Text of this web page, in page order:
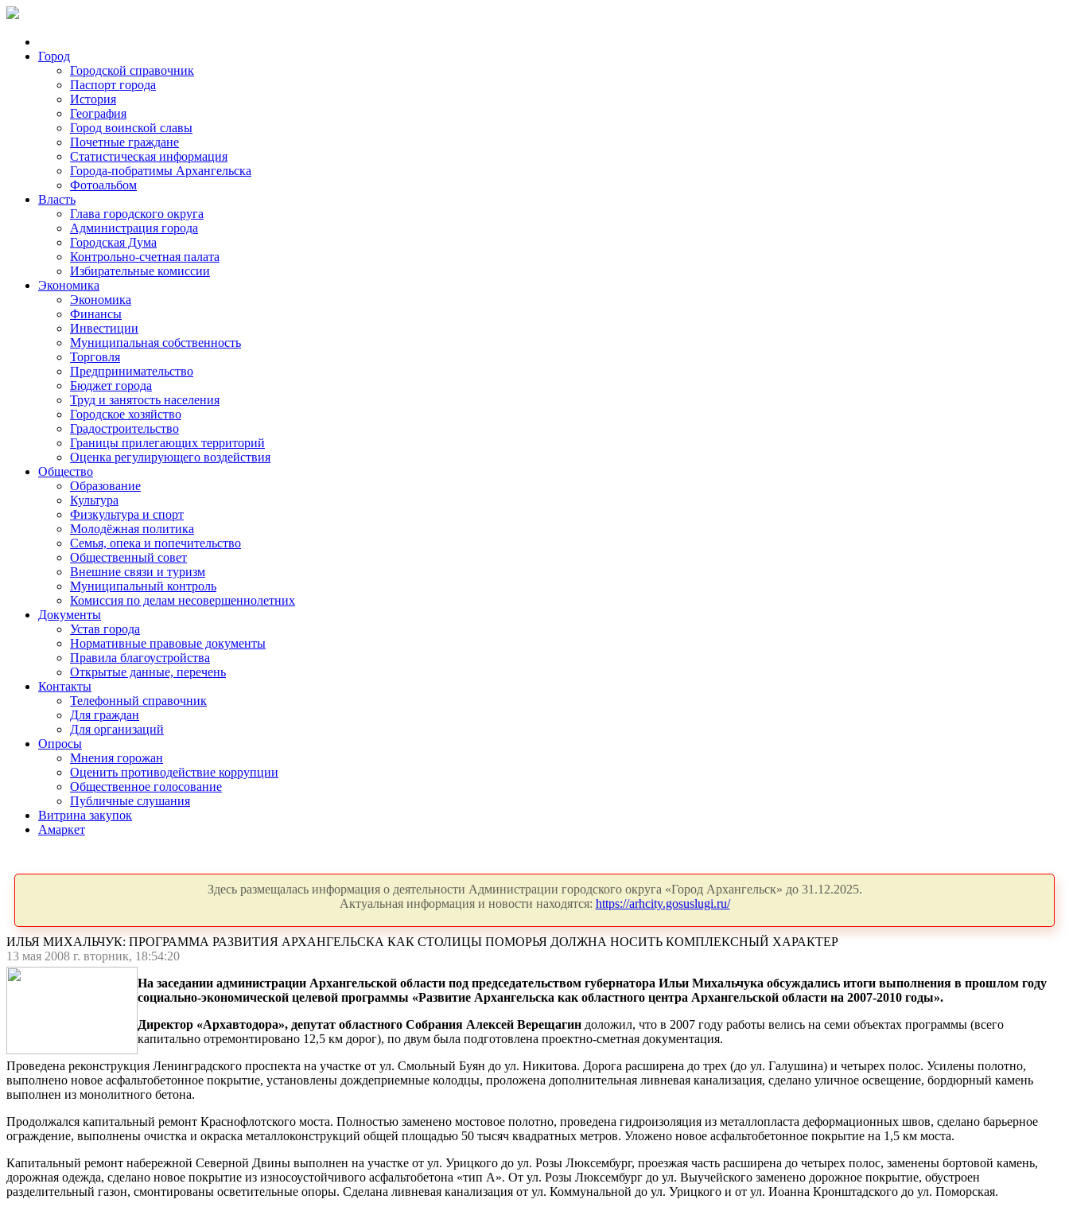
Город
Городской справочник
Паспорт города
История
География
Город воинской славы
Почетные граждане
Статистическая информация
Города-побратимы Архангельска
Фотоальбом
Власть
Глава городского округа
Администрация города
Городская Дума
Контрольно-счетная палата
Избирательные комиссии
Экономика
Экономика
Финансы
Инвестиции
Муниципальная собственность
Торговля
Предпринимательство
Бюджет города
Труд и занятость населения
Городское хозяйство
Градостроительство
Границы прилегающих территорий
Оценка регулирующего воздействия
Общество
Образование
Культура
Физкультура и спорт
Молодёжная политика
Семья, опека и попечительство
Общественный совет
Внешние связи и туризм
Муниципальный контроль
Комиссия по делам несовершеннолетних
Документы
Устав города
Нормативные правовые документы
Правила благоустройства
Открытые данные, перечень
Контакты
Телефонный справочник
Для граждан
Для организаций
Опросы
Мнения горожан
Оценить противодействие коррупции
Общественное голосование
Публичные слушания
Витрина закупок
Амаркет
Здесь размещалась информация о деятельности Администрации городского округа «Город Архангельск» до 31.12.2025.
Актуальная информация и новости находятся: https://arhcity.gosuslugi.ru/
ИЛЬЯ МИХАЛЬЧУК: ПРОГРАММА РАЗВИТИЯ АРХАНГЕЛЬСКА КАК СТОЛИЦЫ ПОМОРЬЯ ДОЛЖНА НОСИТЬ КОМПЛЕКСНЫЙ ХАРАКТЕР
13 мая 2008 г. вторник, 18:54:20
На заседании администрации Архангельской области под председательством губернатора Ильи Михальчука обсуждались итоги выполнения в прошлом году
социально-экономической целевой программы «Развитие Архангельска как областного центра Архангельской области на 2007-2010 годы».
Директор «Архавтодора», депутат областного Собрания Алексей Верещагин доложил, что в 2007 году работы велись на семи объектах программы (всего
капитально отремонтировано 12,5 км дорог), по двум была подготовлена проектно-сметная документация.
Проведена реконструкция Ленинградского проспекта на участке от ул. Смольный Буян до ул. Никитова. Дорога расширена до трех (до ул. Галушина) и четырех полос. Усилены полотно,
выполнено новое асфальтобетонное покрытие, установлены дождеприемные колодцы, проложена дополнительная ливневая канализация, сделано уличное освещение, бордюрный камень
выполнен из монолитного бетона.
Продолжался капитальный ремонт Краснофлотского моста. Полностью заменено мостовое полотно, проведена гидроизоляция из металлопласта деформационных швов, сделано барьерное
ограждение, выполнены очистка и окраска металлоконструкций общей площадью 50 тысяч квадратных метров. Уложено новое асфальтобетонное покрытие на 1,5 км моста.
Капитальный ремонт набережной Северной Двины выполнен на участке от ул. Урицкого до ул. Розы Люксембург, проезжая часть расширена до четырех полос, заменены бортовой камень,
дорожная одежда, сделано новое покрытие из износоустойчивого асфальтобетона «тип А». От ул. Розы Люксембург до ул. Выучейского заменено дорожное покрытие, обустроен
разделительный газон, смонтированы осветительные опоры. Сделана ливневая канализация от ул. Коммунальной до ул. Урицкого и от ул. Иоанна Кронштадского до ул. Поморская.